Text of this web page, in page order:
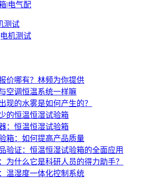
|电气配
机测试
价哪有？林频为你提供
空调恒温系统一样嘛
现的水雾是如何产生的？
的恒温恒湿试验箱
：恒温恒湿试验箱
箱：如何提高产品质量
验证：恒温恒湿试验箱的全面应用
为什么它是科研人员的得力助手？
温湿度一体化控制系统